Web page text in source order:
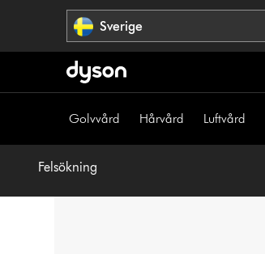
Sverige
Golvvård Hårvård Luftvård
Felsökning